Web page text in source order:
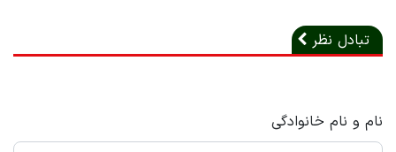
تبادل نظر
نام و نام خانوادگی